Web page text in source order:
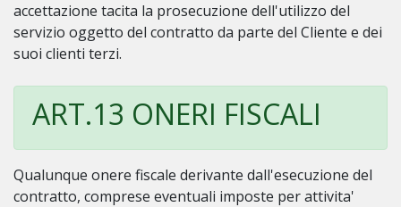
accettazione tacita la prosecuzione dell'utilizzo del
servizio oggetto del contratto da parte del Cliente e dei
suoi clienti terzi.
ART.13 ONERI FISCALI
Qualunque onere fiscale derivante dall'esecuzione del
contratto, comprese eventuali imposte per attivita'